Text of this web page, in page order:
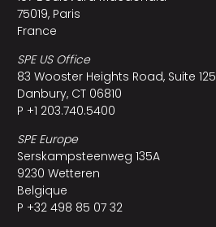
75019, Paris
France
SPE US Office
83 Wooster Heights Road, Suite 125
Danbury, CT 06810
P +1 203.740.5400
SPE Europe
Serskampsteenweg 135A
9230 Wetteren
Belgique
P +32 498 85 07 32